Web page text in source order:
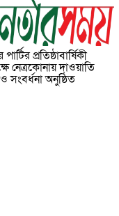
প্রতিষ্ঠাবার্ষিকী
নেত্রকোনায় দাওয়াতি
সংবর্ধনা অনুষ্ঠিত